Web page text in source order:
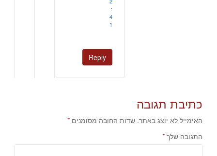
:
4
1
Reply
כתיבת תגובה
האימייל לא יוצג באתר. שדות החובה מסומנים *
התגובה שלך *